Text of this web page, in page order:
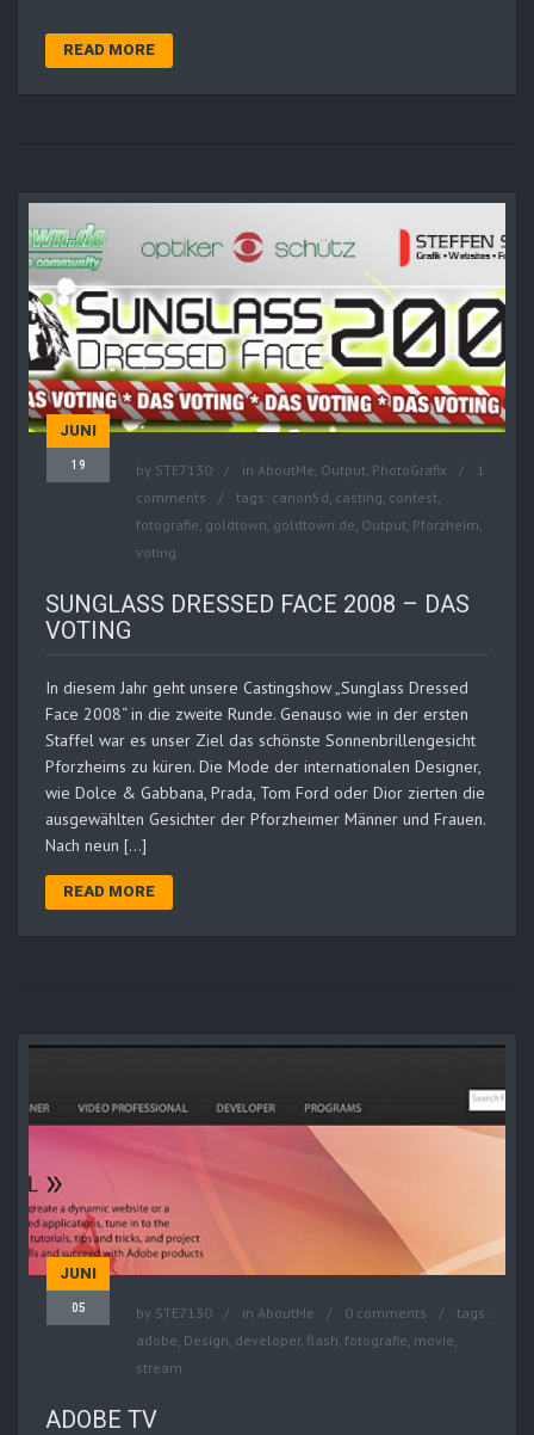
READ MORE
JUNI
19 by STE7130 in AboutMe, Output, PhotoGrafix
1
comments
tags: canon5d, casting, contest,
fotografie, goldtown, goldtown.de, Output, Pforzheim,
voting
SUNGLASS DRESSED FACE 2008 – DAS
VOTING
In diesem Jahr geht unsere Castingshow „Sunglass Dressed
Face 2008“ in die zweite Runde. Genauso wie in der ersten
Staffel war es unser Ziel das schönste Sonnenbrillengesicht
Pforzheims zu küren. Die Mode der internationalen Designer,
wie Dolce & Gabbana, Prada, Tom Ford oder Dior zierten die
ausgewählten Gesichter der Pforzheimer Männer und Frauen.
Nach neun […]
READ MORE
JUNI
05 by STE7130 in AboutMe 0 comments
tags:
adobe Design developer, flash fotografie movie
stream
ADOBE TV